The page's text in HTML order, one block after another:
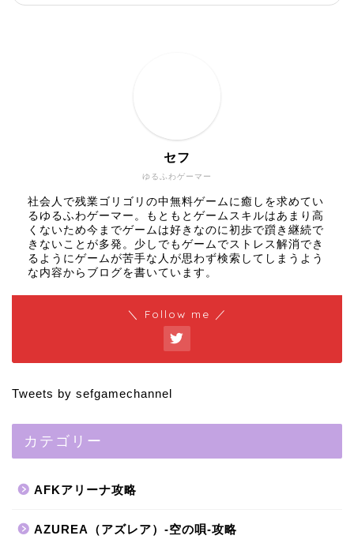
ゆるふわゲーマー
セフ
社会人で残業ゴリゴリの中無料ゲームに癒しを求めてい
るゆるふわゲーマー。もともとゲームスキルはあまり高
くないため今までゲームは好きなのに初歩で躓き継続で
きないことが多発。少しでもゲームでストレス解消でき
るようにゲームが苦手な人が思わず検索してしまうよう
な内容からブログを書いています。
＼ Follow me ／
Tweets by sefgamechannel
カテゴリー
AFKアリーナ攻略
AZUREA（アズレア）-空の唄-攻略